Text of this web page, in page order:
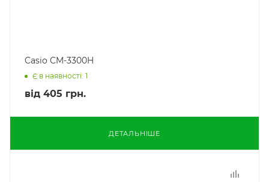
Casio CM-3300H
Є в наявності: 1
від 405 грн.
ДЕТАЛЬНІШЕ